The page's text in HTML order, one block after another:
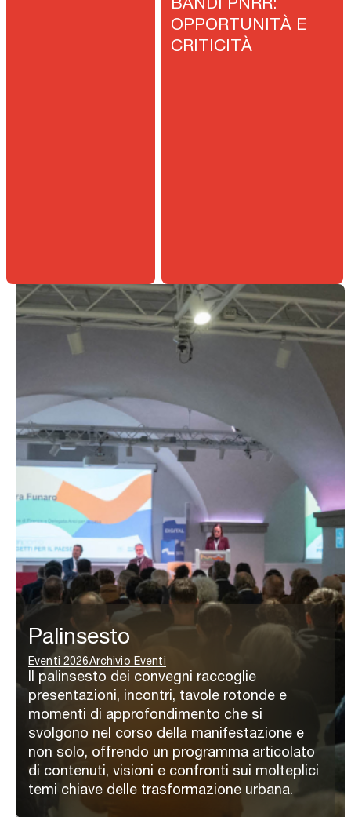
OPPORTUNITÀ E
CRITICITÀ
Palinsesto
Eventi 2026Archivio Eventi
Il palinsesto dei convegni raccoglie
presentazioni, incontri, tavole rotonde e
momenti di approfondimento che si
svolgono nel corso della manifestazione e
non solo, offrendo un programma articolato
di contenuti, visioni e confronti sui molteplici
temi chiave delle trasformazione urbana.